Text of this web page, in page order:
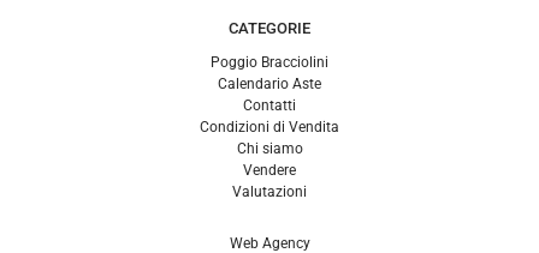
CATEGORIE
Poggio Bracciolini
Calendario Aste
Contatti
Condizioni di Vendita
Chi siamo
Vendere
Valutazioni
Web Agency